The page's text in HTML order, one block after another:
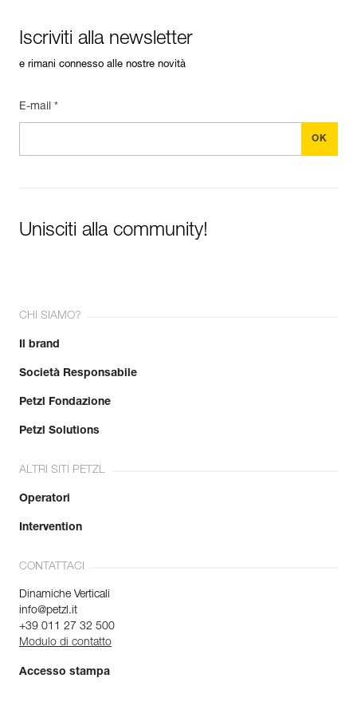
Iscriviti alla newsletter
e rimani connesso alle nostre novità
E-mail *
Unisciti alla community!
CHI SIAMO?
Il brand
Società Responsabile
Petzl Fondazione
Petzl Solutions
ALTRI SITI PETZL
Operatori
Intervention
CONTATTACI
Dinamiche Verticali
info@petzl.it
+39 011 27 32 500
Modulo di contatto
Accesso stampa